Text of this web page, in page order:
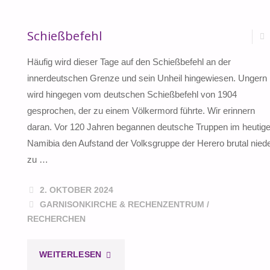
Schießbefehl
Häufig wird dieser Tage auf den Schießbefehl an der
innerdeutschen Grenze und sein Unheil hingewiesen. Ungern
wird hingegen vom deutschen Schießbefehl von 1904
gesprochen, der zu einem Völkermord führte. Wir erinnern
daran. Vor 120 Jahren begannen deutsche Truppen im
Namibia den Aufstand der Volksgruppe der Herero brutal
zu …
2. OKTOBER 2024
GARNISONKIRCHE & RECHENZENTRUM /
RECHERCHEN
WEITERLESEN"SCHIESSBEFEHL"